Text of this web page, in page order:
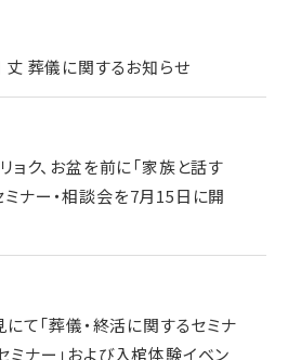
葬儀に関するお知らせ
ョク、お盆を前に「家族と話す
ナー・相談会を7月15日に開
て「葬儀・終活に関するセミナ
ミナー」および入棺体験イベン